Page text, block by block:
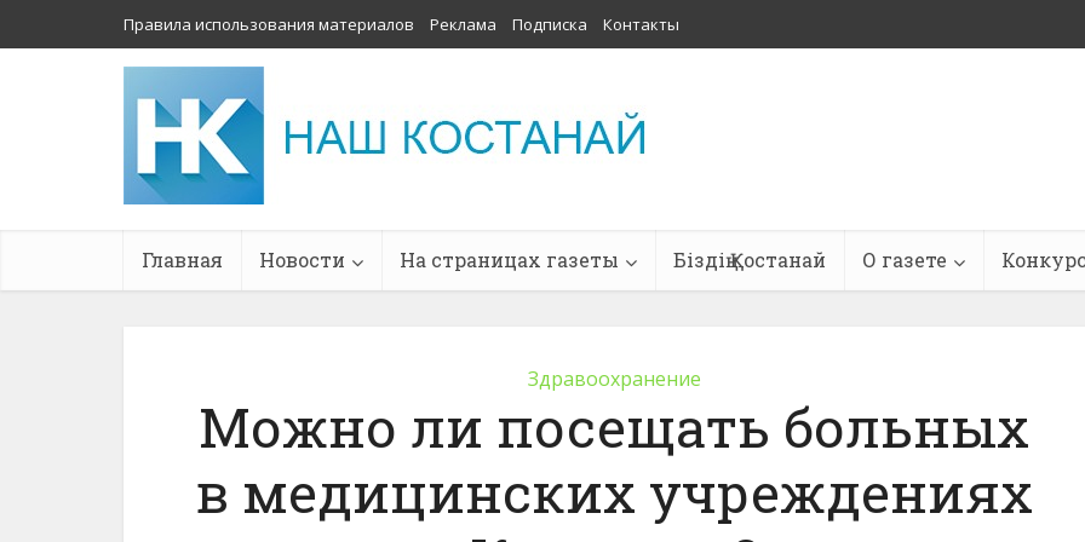
Правила использования материалов Реклама Подписка Контакты
Главная Новости На страницах газеты Біздің Қостанай О газете
Здравоохранение
Можно ли посещать больных
в медицинских учреждениях